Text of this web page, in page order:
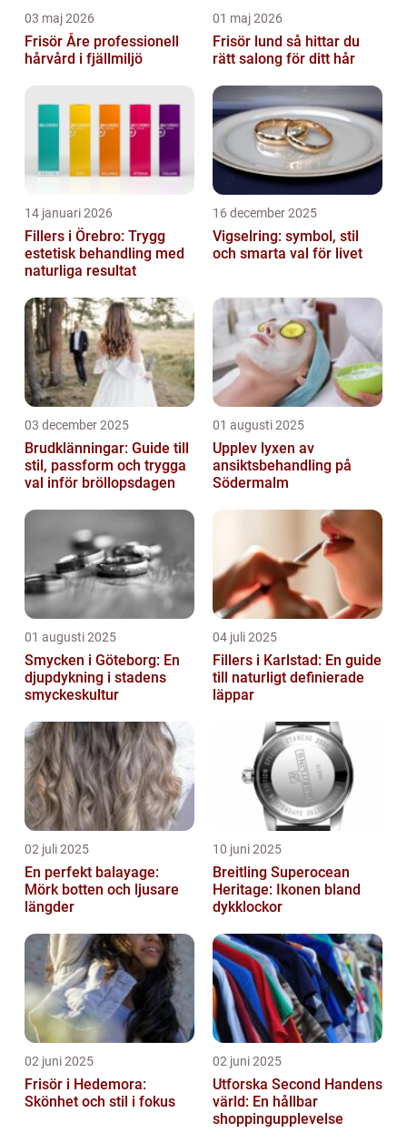
03 maj 2026
Frisör Åre professionell
hårvård i fjällmiljö
01 maj 2026
Frisör lund så hittar du
rätt salong för ditt hår
14 januari 2026
Fillers i Örebro: Trygg
estetisk behandling med
naturliga resultat
16 december 2025
Vigselring: symbol, stil
och smarta val för livet
03 december 2025
Brudklänningar: Guide till
stil, passform och trygga
val inför bröllopsdagen
01 augusti 2025
Upplev lyxen av
ansiktsbehandling på
Södermalm
01 augusti 2025
Smycken i Göteborg: En
djupdykning i stadens
smyckeskultur
04 juli 2025
Fillers i Karlstad: En guide
till naturligt definierade
läppar
02 juli 2025
En perfekt balayage:
Mörk botten och ljusare
längder
10 juni 2025
Breitling Superocean
Heritage: Ikonen bland
dykklockor
02 juni 2025
Frisör i Hedemora:
Skönhet och stil i fokus
02 juni 2025
Utforska Second Handens
värld: En hållbar
shoppingupplevelse